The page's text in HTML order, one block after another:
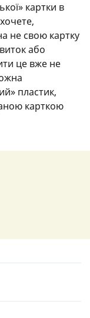
картки в
не свою картку
або
це вже не
пластик,
карткою